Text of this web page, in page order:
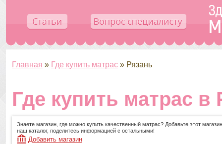
Главная » Где купить матрас » Рязань
Где купить матрас в
Знаете магазин, где можно купить качественный матрас? Добавьте этот
наш каталог, поделитесь информацией с остальными!
Добавить магазин